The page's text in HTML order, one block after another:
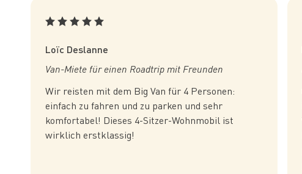
Loïc Deslanne
Van-Miete für einen Roadtrip mit Freunden
Wir reisten mit dem Big Van für 4 Personen:
einfach zu fahren und zu parken und sehr
komfortabel! Dieses 4-Sitzer-Wohnmobil ist
wirklich erstklassig!